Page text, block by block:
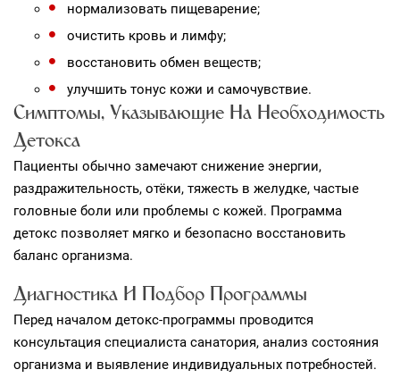
нормализовать пищеварение;
очистить кровь и лимфу;
восстановить обмен веществ;
улучшить тонус кожи и самочувствие.
Симптомы, Указывающие На Необходимость
Детокса
Пациенты обычно замечают снижение энергии,
раздражительность, отёки, тяжесть в желудке, частые
головные боли или проблемы с кожей. Программа
детокс позволяет мягко и безопасно восстановить
баланс организма.
Диагностика И Подбор Программы
Перед началом детокс‑программы проводится
консультация специалиста санатория, анализ состояния
организма и выявление индивидуальных потребностей.